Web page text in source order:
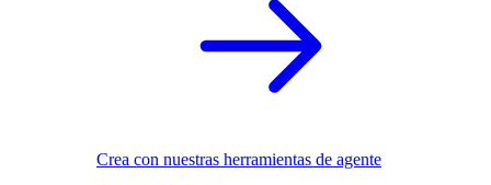
Crea con nuestras herramientas de agente